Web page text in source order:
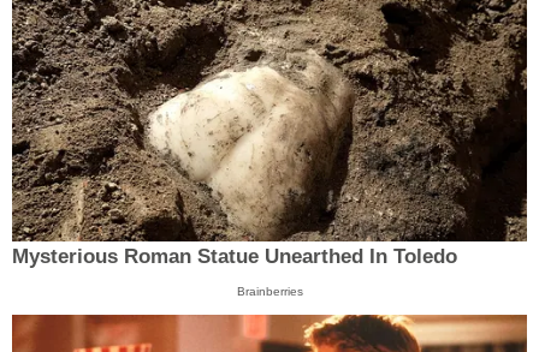
Mysterious Roman Statue Unearthed In Toledo
Brainberries